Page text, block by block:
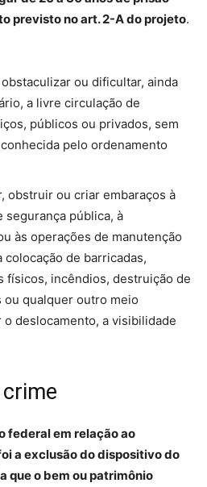
previsto no art. 2-A do projeto.
ou dificultar, ainda
a livre circulação de
públicos ou privados, sem
pelo ordenamento
obstruir ou criar embaraços à
segurança pública, à
às operações de manutenção
colocação de barricadas,
físicos, incêndios, destruição de
qualquer outro meio
deslocamento, a visibilidade
federal em relação ao
a exclusão do dispositivo do
que o bem ou patrimônio